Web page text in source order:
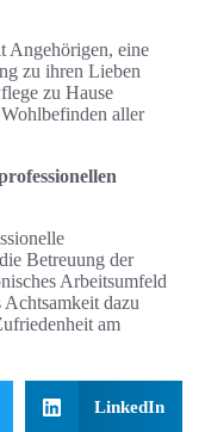
Angehörigen, eine
zu ihren Lieben
zu Hause
aller
Betreuung der
Arbeitsumfeld
dazu
am
LinkedIn